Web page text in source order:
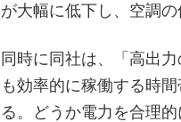
が大幅に低下し、空調
同時に同社は、「高出
も効率的に稼働する時
る。どうか電力を合理